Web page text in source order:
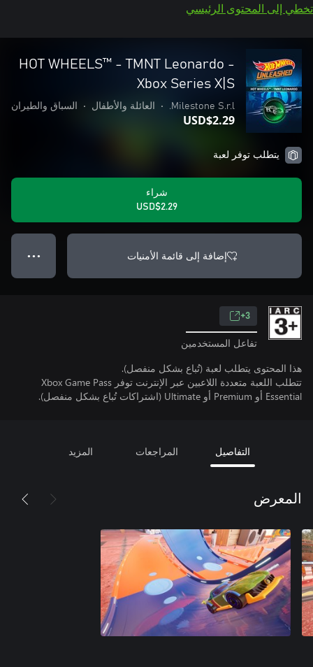
تخطي إلى المحتوى الرئيسي
HOT WHEELS™ - TMNT Leonardo -
Xbox Series X|S
Milestone S.r.l.
• العائلة والأطفال • السباق والطيران
USD$2.29
يتطلب توفر لعبة
شراء
USD$2.29
إضافة إلى قائمة الأمنيات ● ● ●
3+
تفاعل المستخدمين
هذا المحتوى يتطلب لعبة (تُباع بشكل منفصل).
تتطلب اللعبة متعددة اللاعبين عبر الإنترنت توفر Xbox Game Pass
Essential أو Premium أو Ultimate (اشتراكات تُباع بشكل منفصل).
التفاصيل المراجعات المزيد
المعرض